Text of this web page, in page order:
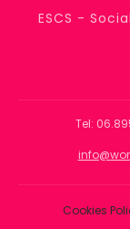
ESCS -
Tel:
Cookies